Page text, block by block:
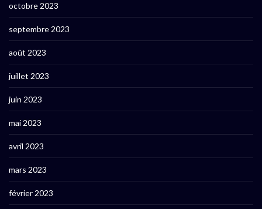
octobre 2023
septembre 2023
août 2023
juillet 2023
juin 2023
mai 2023
avril 2023
mars 2023
février 2023